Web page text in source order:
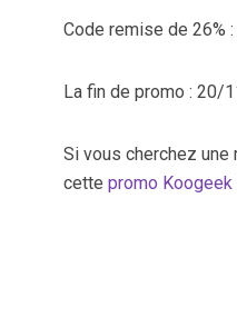
Code remise de 26% :
La fin de promo : 20/
Si vous cherchez
cette promo